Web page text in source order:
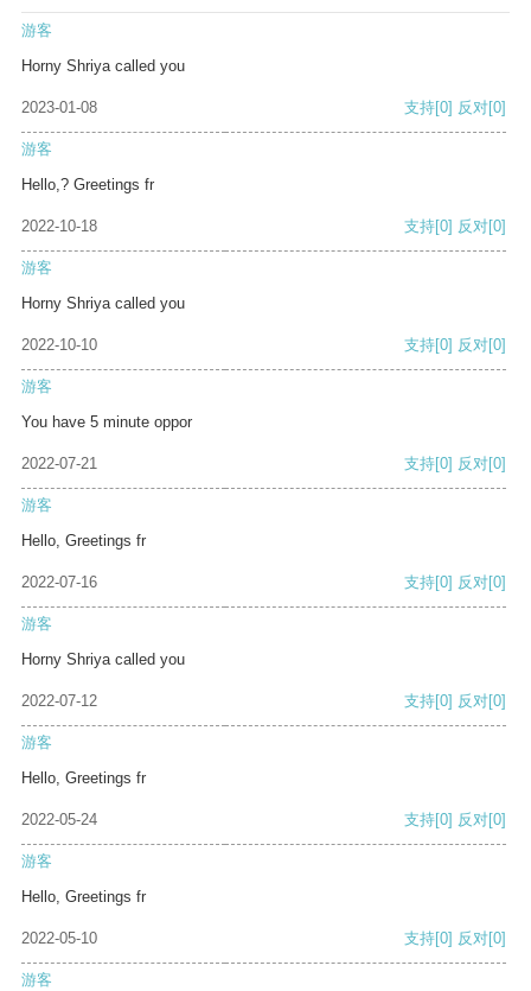
游客
Horny Shriya called you
2023-01-08 支持[0] 反对[0]
游客
Hello,? Greetings fr
2022-10-18 支持[0] 反对[0]
游客
Horny Shriya called you
2022-10-10 支持[0] 反对[0]
游客
You have 5 minute oppor
2022-07-21 支持[0] 反对[0]
游客
Hello, Greetings fr
2022-07-16 支持[0] 反对[0]
游客
Horny Shriya called you
2022-07-12 支持[0] 反对[0]
游客
Hello, Greetings fr
2022-05-24 支持[0] 反对[0]
游客
Hello, Greetings fr
2022-05-10 支持[0] 反对[0]
游客